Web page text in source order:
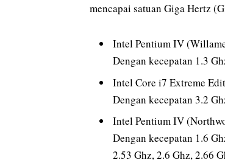
mencapai satuan Giga Hertz
Intel Pentium IV
Dengan kecepatan 1.3
Intel Core i7 Extreme
Dengan kecepatan 3.2
Intel Pentium IV
Dengan kecepatan 1.6
2.53 Ghz, 2.6 Ghz, 2.66